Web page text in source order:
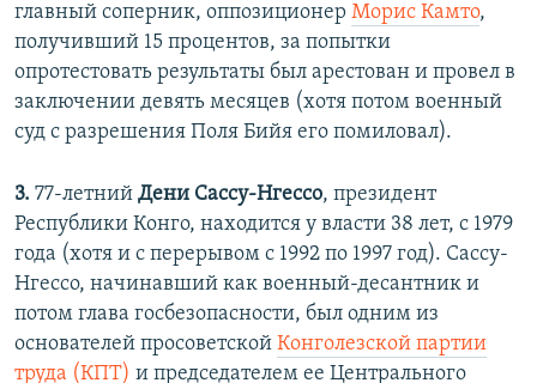
главный соперник, оппозиционер Морис Камто,
получивший 15 процентов, за попытки
опротестовать результаты был арестован и провел в
заключении девять месяцев (хотя потом военный
суд с разрешения Поля Бийя его помиловал).
3. 77-летний Дени Сассу-Нгессо, президент
Республики Конго, находится у власти 38 лет, с 1979
года (хотя и с перерывом с 1992 по 1997 год). Сассу-
Нгессо, начинавший как военный-десантник и
потом глава госбезопасности, был одним из
основателей просоветской Конголезской партии
труда (КПТ) и председателем ее Центрального